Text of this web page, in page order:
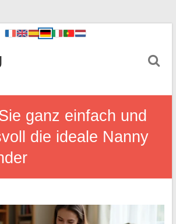
ganz einfach und
die ideale Nanny